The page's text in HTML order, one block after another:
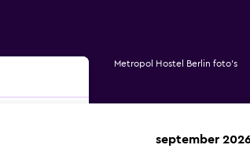
Metropol Hostel Berlin foto's
september